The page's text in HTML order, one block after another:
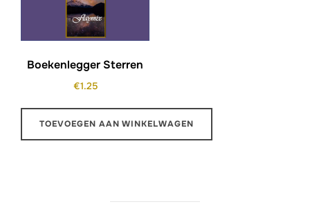
Boekenlegger Sterren
€1.25
TOEVOEGEN AAN WINKELWAGEN